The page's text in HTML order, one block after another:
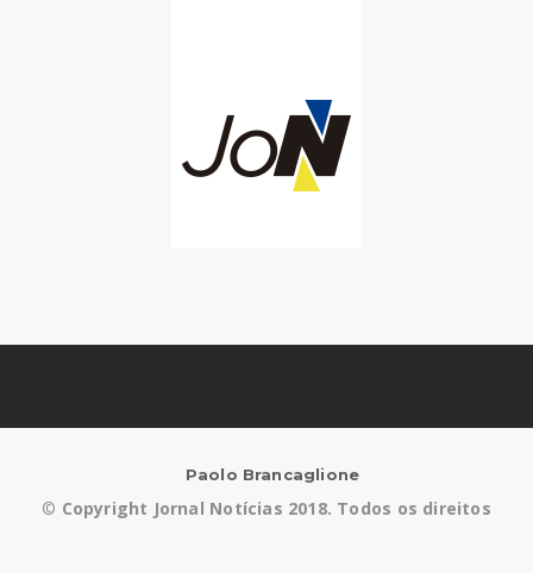
Paolo Brancaglione
© Copyright Jornal Notícias 2018. Todos os direitos